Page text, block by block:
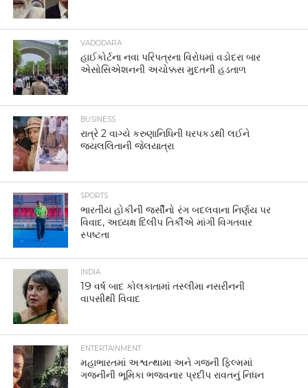
VADODARA
હાઈકોર્ટના નવા પરિપત્રના વિરોધમાં વડોદરા બાર
એસોસિએશનની અચોક્કસ મુદતની હડતાળ
BUSINESS
રાત્રે 2 વાગ્યે કરુણાનિધિની ધરપકડથી લઈને
જયલલિતાની જેલયાત્રા
SPORTS
ભારતીય હોકીની જર્સીનો રંગ બદલવાના નિર્ણય પર
વિવાદ, અધ્યક્ષ દિલીપ તિર્કીએ માંગી વિગતવાર
સ્પષ્ટતા
INDIA
19 વર્ષ બાદ કોલકાતામાં તસ્લીમા નસરીનની
વાપસીથી વિવાદ
ENTERTAINMENT
મહાભારતમાં અશ્વત્થામા અને ગજની ફિલ્મમાં
ગજનીની ભૂમિકા ભજવનાર પ્રદીપ રાવતનું નિધન